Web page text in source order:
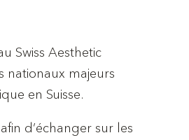
Swiss Aesthetic
nationaux majeurs
en Suisse.
d’échanger sur les